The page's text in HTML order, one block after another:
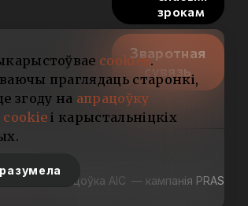
зрокам
Зваротная
сувязь
Распрацоўка АІС — кампанія PRAS
cookies.
праглядаць старонкі,
згоду на апрацоўку
cookie і карыстальніцкіх